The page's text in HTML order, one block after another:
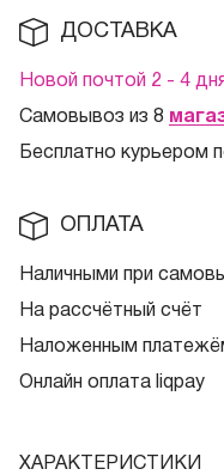
ДОСТАВКА
Новой почтой 2 - 4
Самовывоз из 8
Бесплатно курьером
ОПЛАТА
Наличными при
На рассчётный счёт
Наложенным
Онлайн оплата liqpay
ХАРАКТЕРИСТИКИ